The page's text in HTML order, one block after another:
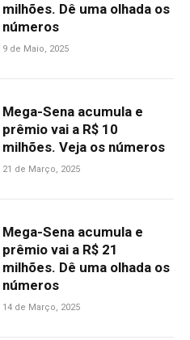
milhões. Dê uma olhada os
números
9 de Maio, 2025
Mega-Sena acumula e
prêmio vai a R$ 10
milhões. Veja os números
21 de Março, 2025
Mega-Sena acumula e
prêmio vai a R$ 21
milhões. Dê uma olhada os
números
14 de Março, 2025